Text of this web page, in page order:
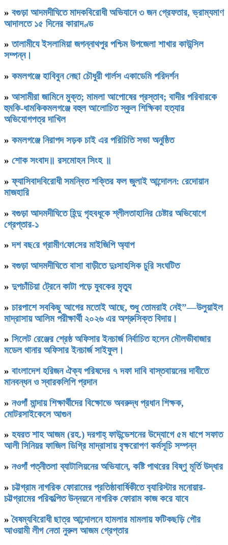
» বগুড়া আদমদীঘিতে মাদকবিরোধী অভিযানে ৩ জন গ্রেফতার, ভ্রাম্যমাণ
আদালতে ১৫ দিনের কারাদণ্ড
»‎তালামীযে ইসলামিয়া জগন্নাথপুর পশ্চিম উপজেলা শাখার কাউন্সিল
সম্পন্ন।
» কমলগঞ্জে হাবিবুন নেছা চৌধুরী গার্লস একাডেমি পরিদর্শন
» আসামীরা জামিনে মুক্ত; মামলা আপোষের প্রস্তাব; বাদীর পরিবারকে
হুমকি-ধামকিকমলগঞ্জে বহুল আলোচিত স্কুল শিক্ষিকা হত্যার
অভিযোগপত্র দাখিল
» কমলগঞ্জে নিরাপদ সড়ক চাই এর পরিচিতি সভা অনুষ্ঠিত
» শোক সংবাদ॥ রসমোহন সিংহ ॥
»ফ্যাসিবাদবিরোধী সমন্বিত শক্তির ফল জুলাই আন্দোলন: রেদোয়ান
মাজহারি
» বগুড়া আদমদীঘিতে হিন্দু গৃহবধূকে শ্লীলতাহানির চেষ্টার অভিযোগে
গ্রেপ্তার-১
»দশ বছ‌রে গ্রামীণ‌ফো‌সের মাইজিপি অ্যাপ
» বগুড়া আদমদীঘিতে বাসা বাড়ীতে দুঃসাহসিক চুরি সংঘটিত
» দুপচাঁচিয়া ট্রেনে কাটা পড়ে যুবকের মৃত্যু
» চারপাশে সবকিছু আগের মতোই আছে, শুধু তোমরাই নেই”—উলুয়াইল
মাদ্রাসায় আলিম পরীক্ষার্থী ২০২৬ এর অশ্রুসিক্ত বিদায়।
» সিলেট রেঞ্জের শ্রেষ্ঠ অফিসার ইনচার্জ নির্বাচিত হলেন মৌলভীবাজার
মডেল থানার অফিসার ইনচার্জ সাইফুল।
» বাংলাদেশ হরিজন ঐক্য পরিষদের ৭ দফা দাবি বাস্তবায়নের দাবীতে
মানবন্ধন ও স্বারকলিপি প্রদান
» নওগাঁ মান্দায় শিক্ষার্থীদের বিক্ষোভে অবরুদ্ধ প্রধান শিক্ষক,
মোটরসাইকেলে আগুন
» হযরত শাহ আজম (রহ.) দরগাহ্ ফাউন্ডেশনের উদ্যোগে ৫ম ধাপে সফাত
আলী সিনিয়র ফাজিল ডিগ্রি মাদ্রাসায় বৃক্ষরোপণ কর্মসূচি সম্পন্ন
» নওগাঁ পত্নীতলা ব্যাটালিয়নের অভিযানে, কষ্টি পাথরের বিষ্ণু মূর্তি উদ্ধার
» চট্টগ্রাম নাগরিক ফোরামের প্রতিষ্ঠাবার্ষিকীতে ব‍্যারিস্টার মনোয়ার-
চট্টগ্রামের পরিকল্পিত উন্নয়নে নাগরিক ফোরাম কাজ করে যাবে
»বৈষম্যবিরোধী ছাত্র আন্দোলনে হামলার মামলায় ফটিকছড়ি পৌর
আওয়ামী লীগ নেতা নুরুল আজম গ্রেপ্তার